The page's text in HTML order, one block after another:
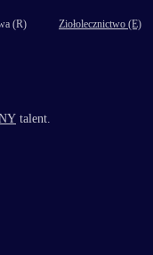
(R) Ziołolecznictwo (E)
talent.